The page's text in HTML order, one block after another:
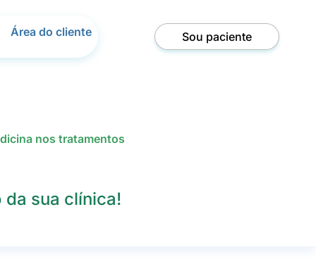
Área do cliente Sou paciente
nos tratamentos
sua clínica!